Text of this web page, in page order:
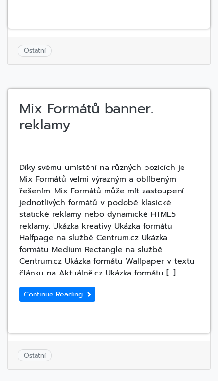
Ostatní
Mix Formátů banner.
reklamy
Díky svému umístění na různých pozicích je
Mix Formátů velmi výrazným a oblíbeným
řešením. Mix Formátů může mít zastoupení
jednotlivých formátů v podobě klasické
statické reklamy nebo dynamické HTML5
reklamy. Ukázka kreativy Ukázka formátu
Halfpage na službě Centrum.cz Ukázka
formátu Medium Rectangle na službě
Centrum.cz Ukázka formátu Wallpaper v textu
článku na Aktuálně.cz Ukázka formátu […]
Continue Reading
Ostatní